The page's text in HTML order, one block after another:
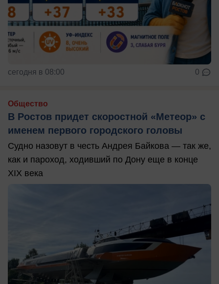
сегодня в 08:00 0
Общество
В Ростов придет скоростной «Метеор» с
именем первого городского головы
Судно назовут в честь Андрея Байкова — так же,
как и пароход, ходивший по Дону еще в конце
XIX века